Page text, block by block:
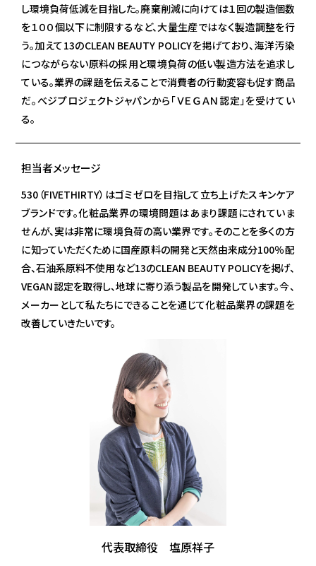
し環境負荷低減を目指した。廃棄削減に向けては１回の製造個数
を１００個以下に制限するなど、大量生産ではなく製造調整を行
う。加えて13のCLEAN BEAUTY POLICYを掲げており、海洋汚染
につながらない原料の採用と環境負荷の低い製造方法を追求し
ている。業界の課題を伝えることで消費者の行動変容も促す商品
だ。べジプロジェクトジャパンから「ＶＥＧＡＮ認定」を受けてい
る。
担当者メッセージ
530（FIVETHIRTY）はゴミゼロを目指して立ち上げたスキンケア
ブランドです。化粧品業界の環境問題はあまり課題にされていま
せんが、実は非常に環境負荷の高い業界です。そのことを多くの方
に知っていただくために国産原料の開発と天然由来成分100％配
合、石油系原料不使用など13のCLEAN BEAUTY POLICYを掲げ、
VEGAN認定を取得し、地球に寄り添う製品を開発しています。今、
メーカーとして私たちにできることを通じて化粧品業界の課題を
改善していきたいです。
代表取締役 塩原祥子